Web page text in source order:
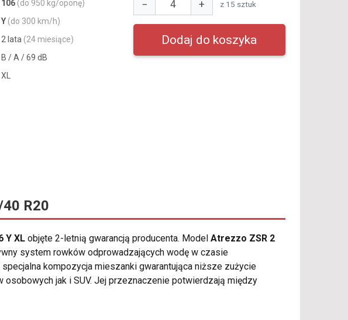
106 (do 950 kg/oponę)
Y (do 300 km/h)
2 lata (24 miesiące)
B / A / 69 dB
XL
− + z 15 sztuk
R20
Y XL objęte 2-letnią gwarancją producenta. Model Atrezzo ZSR 2
system rowków odprowadzających wodę w czasie
kompozycja mieszanki gwarantująca niższe zużycie
osobowych jak i SUV. Jej przeznaczenie potwierdzają między